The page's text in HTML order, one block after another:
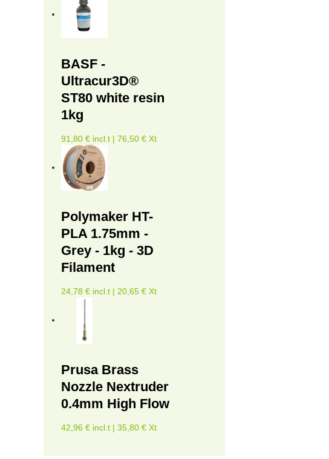
BASF -
Ultracur3D®
ST80 white resin
1kg
91,80 € incl.t | 76,50 € Xt
Polymaker HT-
PLA 1.75mm -
Grey - 1kg - 3D
Filament
24,78 € incl.t | 20,65 € Xt
Prusa Brass
Nozzle Nextruder
0.4mm High Flow
42,96 € incl.t | 35,80 € Xt